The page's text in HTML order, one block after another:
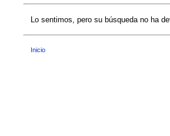
Lo sentimos, pero su búsqueda no ha
Inicio